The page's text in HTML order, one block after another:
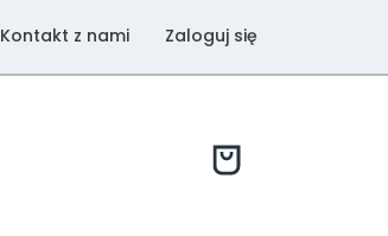
Kontakt z nami Zaloguj się